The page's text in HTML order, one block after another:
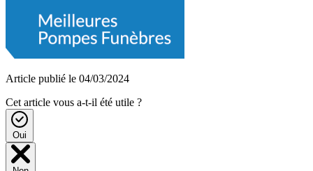
Article publié le 04/03/2024
Cet article vous a-t-il été utile ?
Oui